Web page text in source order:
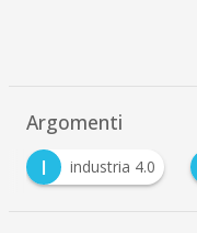
Argomenti
I
industria 4.0